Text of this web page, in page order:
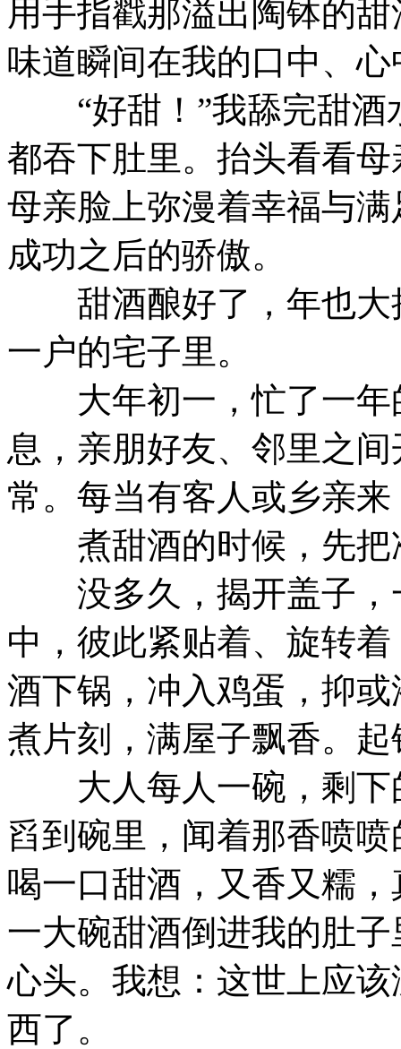
用手指戳那溢出陶钵的
味道瞬间在我的口中、
“好甜！”我舔完甜酒
都吞下肚里。抬头看看
母亲脸上弥漫着幸福与
成功之后的骄傲。
甜酒酿好了，年也大
一户的宅子里。
大年初一，忙了一年
息，亲朋好友、邻里之
常。每当有客人或乡亲
煮甜酒的时候，先把
没多久，揭开盖子，
中，彼此紧贴着、旋转
酒下锅，冲入鸡蛋，抑
煮片刻，满屋子飘香。起
大人每人一碗，剩下
舀到碗里，闻着那香喷
喝一口甜酒，又香又糯
一大碗甜酒倒进我的肚
心头。我想：这世上应
西了。